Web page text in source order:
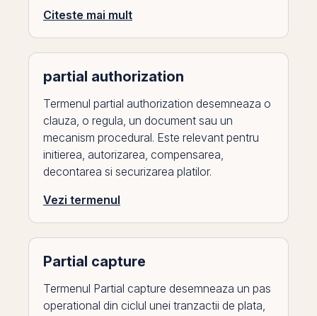
Citeste mai mult
partial authorization
Termenul partial authorization desemneaza o
clauza, o regula, un document sau un
mecanism procedural. Este relevant pentru
initierea, autorizarea, compensarea,
decontarea si securizarea platilor.
Vezi termenul
Partial capture
Termenul Partial capture desemneaza un pas
operational din ciclul unei tranzactii de plata,